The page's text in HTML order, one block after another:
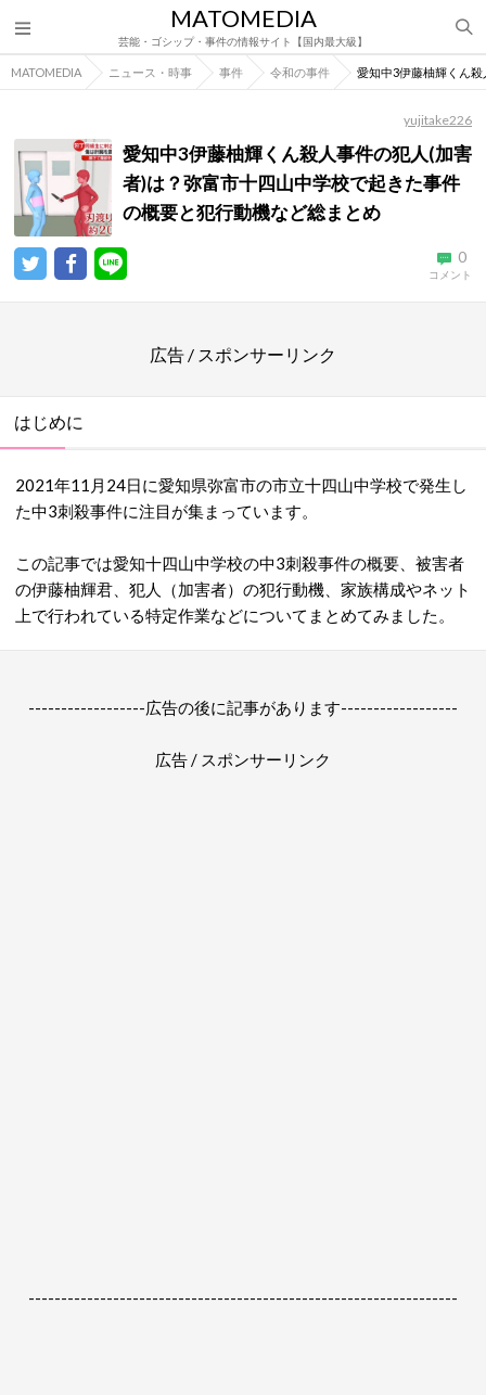
MATOMEDIA
芸能・ゴシップ・事件の情報サイト【国内最大級】
MATOMEDIA ニュース・時事 事件 令和の事件 愛知中3伊藤柚輝くん
yujitake226
愛知中3伊藤柚輝くん殺人事件の犯人(加害
者)は？弥富市十四山中学校で起きた事件
の概要と犯行動機など総まとめ
0
コメント
広告 / スポンサーリンク
はじめに
2021年11月24日に愛知県弥富市の市立十四山中学校で発生し
た中3刺殺事件に注目が集まっています。
この記事では愛知十四山中学校の中3刺殺事件の概要、被害者
の伊藤柚輝君、犯人（加害者）の犯行動機、家族構成やネット
上で行われている特定作業などについてまとめてみました。
------------------広告の後に記事があります------------------
広告 / スポンサーリンク
------------------------------------------------------------------